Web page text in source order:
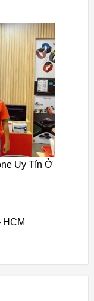
Uy Tín Ở
HCM